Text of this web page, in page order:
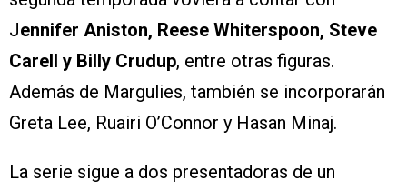
Jennifer Aniston, Reese Whiterspoon, Steve
Carell y Billy Crudup, entre otras figuras.
Además de Margulies, también se incorporarán
Greta Lee, Ruairi O’Connor y Hasan Minaj.
La serie sigue a dos presentadoras de un